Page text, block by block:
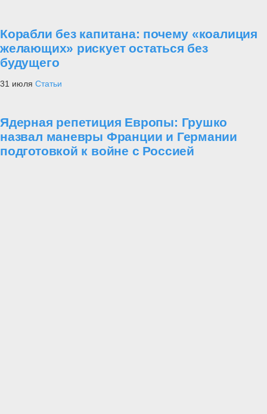
Корабли без капитана: почему «коалиция
желающих» рискует остаться без
будущего
31 июля Статьи
Ядерная репетиция Европы: Грушко
назвал маневры Франции и Германии
подготовкой к войне с Россией